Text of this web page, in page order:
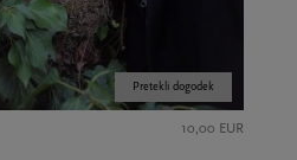
Pretekli dogodek
10,00 EUR